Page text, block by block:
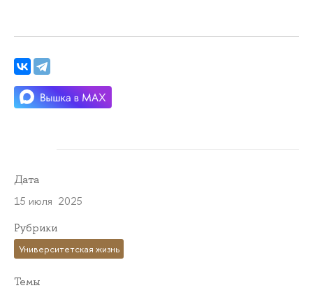
Дата
15 июля 2025
Рубрики
Университетская жизнь
Темы